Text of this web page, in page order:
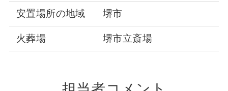
安置場所の地域 堺市
火葬場 堺市立斎場